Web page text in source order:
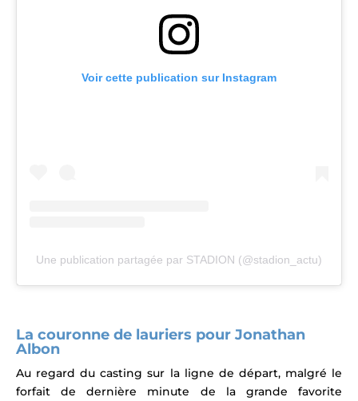
Voir cette publication sur Instagram
Une publication partagée par STADION (@stadion_actu)
La couronne de lauriers pour Jonathan
Albon
Au regard du casting sur la ligne de départ, malgré le
forfait de dernière minute de la grande favorite